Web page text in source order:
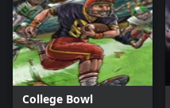
College Bowl